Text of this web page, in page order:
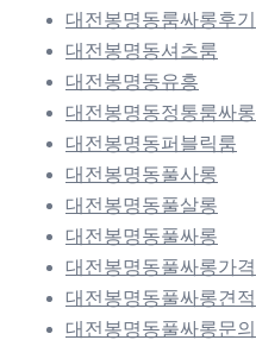
대전봉명동룸싸롱후기
대전봉명동셔츠룸
대전봉명동유흥
대전봉명동정통룸싸롱
대전봉명동퍼블릭룸
대전봉명동풀사롱
대전봉명동풀살롱
대전봉명동풀싸롱
대전봉명동풀싸롱가격
대전봉명동풀싸롱견적
대전봉명동풀싸롱문의